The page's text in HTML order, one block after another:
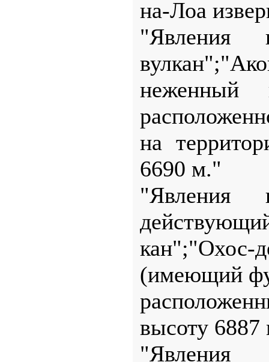
на-Лоа
"Явления
неженный
на
6690 м."
"Явления
кан";"Охос-
(имеющий
высоту
"Явления